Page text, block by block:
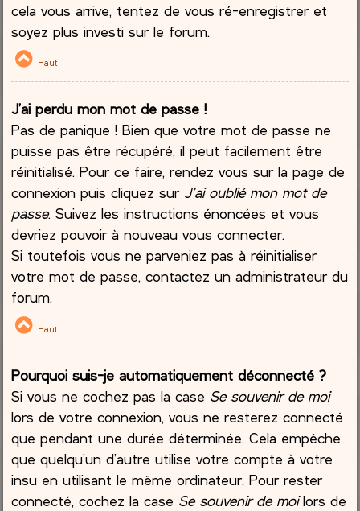
cela vous arrive, tentez de vous ré-enregistrer et
soyez plus investi sur le forum.
Haut
J’ai perdu mon mot de passe !
Pas de panique ! Bien que votre mot de passe ne
puisse pas être récupéré, il peut facilement être
réinitialisé. Pour ce faire, rendez vous sur la page de
connexion puis cliquez sur J’ai oublié mon mot de
passe. Suivez les instructions énoncées et vous
devriez pouvoir à nouveau vous connecter.
Si toutefois vous ne parveniez pas à réinitialiser
votre mot de passe, contactez un administrateur du
forum.
Haut
Pourquoi suis-je automatiquement déconnecté ?
Si vous ne cochez pas la case Se souvenir de moi
lors de votre connexion, vous ne resterez connecté
que pendant une durée déterminée. Cela empêche
que quelqu’un d’autre utilise votre compte à votre
insu en utilisant le même ordinateur. Pour rester
connecté, cochez la case Se souvenir de moilors de